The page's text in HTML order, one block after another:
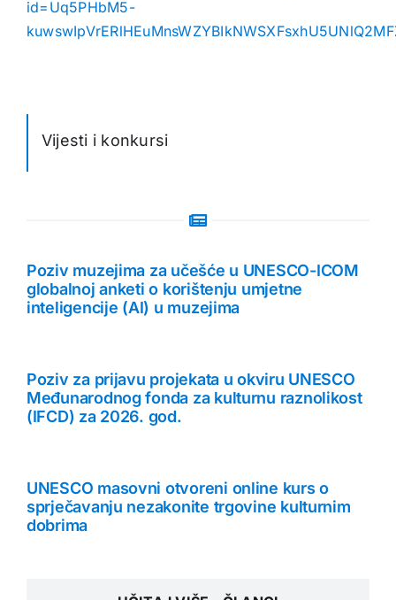
id=Uq5PHbM5-
Vijesti i konkursi
Poziv muzejima za učešće u UNESCO-ICOM
globalnoj anketi o korištenju umjetne
inteligencije (AI) u muzejima
Poziv za prijavu projekata u okviru UNESCO
Međunarodnog fonda za kulturnu raznolikost
(IFCD) za 2026. god.
UNESCO masovni otvoreni online kurs o
sprječavanju nezakonite trgovine kulturnim
dobrima